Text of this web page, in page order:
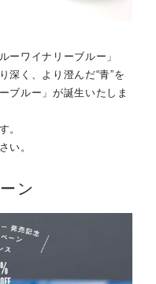
ーワイナリーブルー」
深く、より澄んだ“青”を
ブルー」が誕生いたしま
。
い。
ン